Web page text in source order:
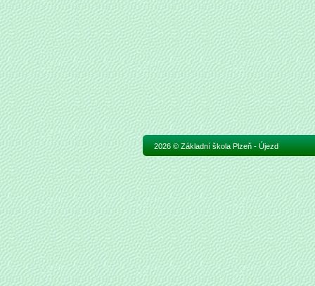
2026 © Základní škola Plzeň - Újezd